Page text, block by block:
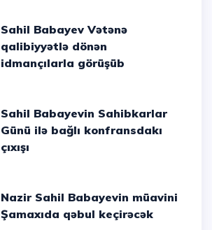
Sahil Babayev Vətənə
qalibiyyətlə dönən
idmançılarla görüşüb
Sahil Babayevin Sahibkarlar
Günü ilə bağlı konfransdakı
çıxışı
Nazir Sahil Babayevin müavini
Şamaxıda qəbul keçirəcək